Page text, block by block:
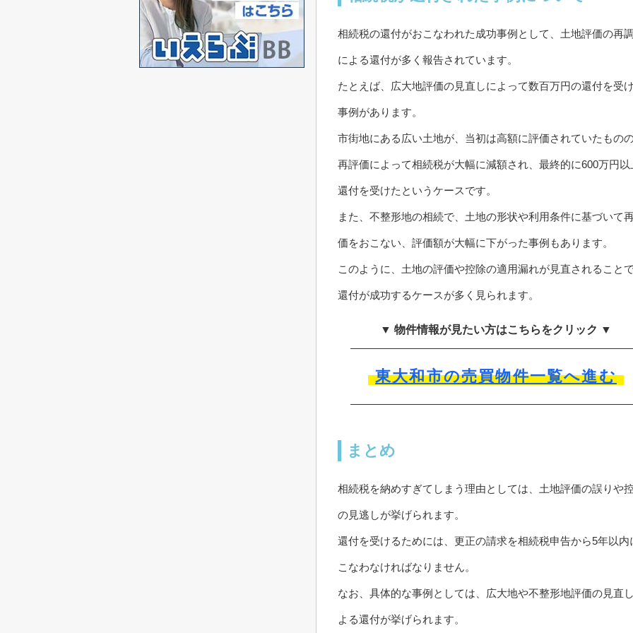
相続税の還付がおこなわれた成功事例として、土地評価の再
による還付が多く報告されています。
たとえば、広大地評価の見直しによって数百万円の還付を受
事例があります。
市街地にある広い土地が、当初は高額に評価されていたものの
再評価によって相続税が大幅に減額され、最終的に600万円以
還付を受けたというケースです。
また、不整形地の相続で、土地の形状や利用条件に基づいて
価をおこない、評価額が大幅に下がった事例もあります。
このように、土地の評価や控除の適用漏れが見直されることで
還付が成功するケースが多く見られます。
▼ 物件情報が見たい方はこちらをクリック ▼
東大和市の売買物件一覧へ進む
まとめ
相続税を納めすぎてしまう理由としては、土地評価の誤りや
の見逃しが挙げられます。
還付を受けるためには、更正の請求を相続税申告から5年以内
こなわなければなりません。
なお、具体的な事例としては、広大地や不整形地評価の見直
よる還付が挙げられます。